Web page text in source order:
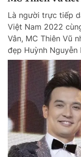
Là người trực tiếp
Việt Nam 2022
Vân, MC Thiên Vũ
đẹp Huỳnh Nguyễn